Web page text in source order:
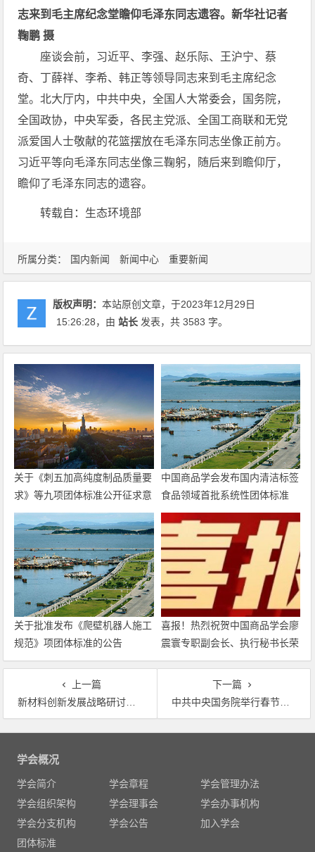
所属分类： 国内新闻 新闻中心 重要新闻
志来到毛主席纪念堂瞻仰毛泽东同志遗容。新华社记者
鞠鹏 摄
座谈会前，习近平、李强、赵乐际、王沪宁、蔡
奇、丁薛祥、李希、韩正等领导同志来到毛主席纪念
堂。北大厅内，中共中央，全国人大常委会，国务院，
全国政协，中央军委，各民主党派、全国工商联和无党
派爱国人士敬献的花篮摆放在毛泽东同志坐像正前方。
习近平等向毛泽东同志坐像三鞠躬，随后来到瞻仰厅，
瞻仰了毛泽东同志的遗容。
转载自：生态环境部
版权声明：本站原创文章，于2023年12月29日
15:26:28，由站长 发表，共 3583 字。
关于《刺五加高纯度制品质量要
求》等九项团体标准公开征求意
见的通知
中国商品学会发布国内清洁标签
食品领域首批系统性团体标准
关于批准发布《爬壁机器人施工
规范》项团体标准的公告
喜报！热烈祝贺中国商品学会廖
震寰专职副会长、执行秘书长荣
获农工党中央表彰
上一篇
新材料创新发展战略研讨会在京举办 何维出席并讲话
下一篇
中共中央国务院举行春节团拜会 习近平发表讲话
文
学会概况
学会简介 学会章程
学会管理办法
学会组织架构
学会理事会
学会办事机构
学会分支机构
学会公告
加入学会
团体标准